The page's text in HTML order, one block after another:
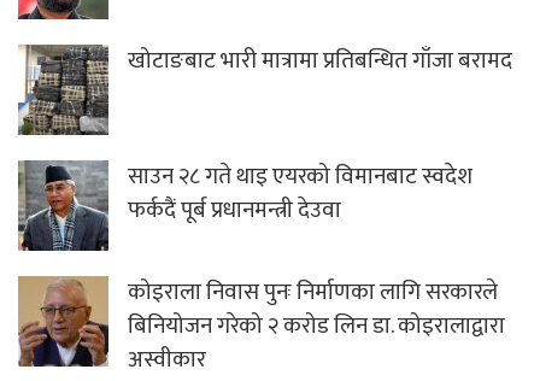
खोटाङबाट भारी मात्रामा प्रतिबन्धित गाँजा बरामद
साउन २८ गते थाइ एयरको विमानबाट स्वदेश
फर्कदैं पूर्ब प्रधानमन्त्री देउवा
कोइराला निवास पुनः निर्माणका लागि सरकारले
बिनियोजन गरेको २ करोड लिन डा. कोइरालाद्वारा
अस्वीकार